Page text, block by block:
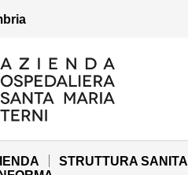
di navigazione
Santa Maria di Terni
STRUTTURA